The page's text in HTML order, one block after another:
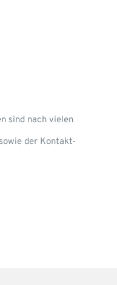
sind nach vielen
der Kontakt-